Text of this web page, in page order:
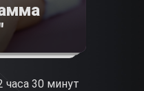
часа 30 минут